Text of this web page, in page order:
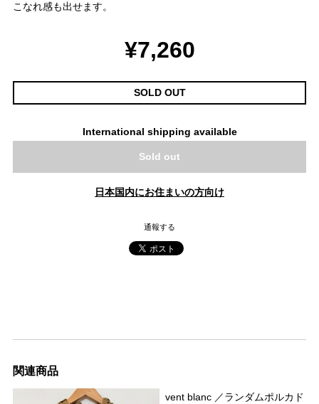
こなれ感も出せます。
¥7,260
SOLD OUT
International shipping available
Sold out
日本国内にお住まいの方向け
通報する
関連商品
vent blanc ／ランダムポルカド